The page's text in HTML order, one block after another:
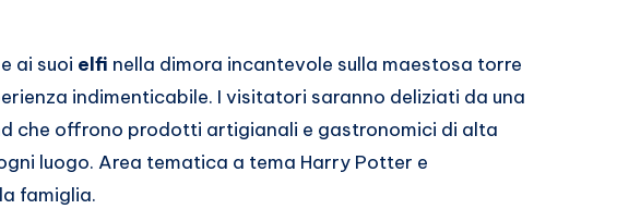
e ai suoi elfi nella dimora incantevole sulla maestosa torre
indimenticabile. I visitatori saranno deliziati da una
che offrono prodotti artigianali e gastronomici di alta
luogo. Area tematica a tema Harry Potter e
famiglia.